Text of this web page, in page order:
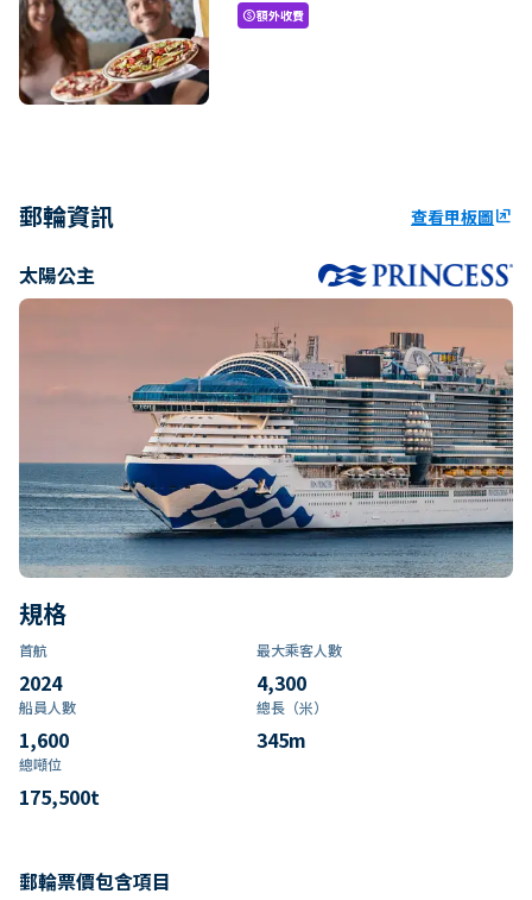
paid額外收費
郵輪資訊 查看甲板圖ungroup
太陽公主
規格
首航
2024
最大乘客人數
4,300
船員人數
1,600
總長（米）
345m
總噸位
175,500t
郵輪票價包含項目